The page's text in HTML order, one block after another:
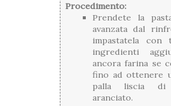
Procedimento:
Prendete la
avanzata dal
impastatela
ingredienti
ancora farina se
fino ad ottenere
palla liscia di
aranciato.